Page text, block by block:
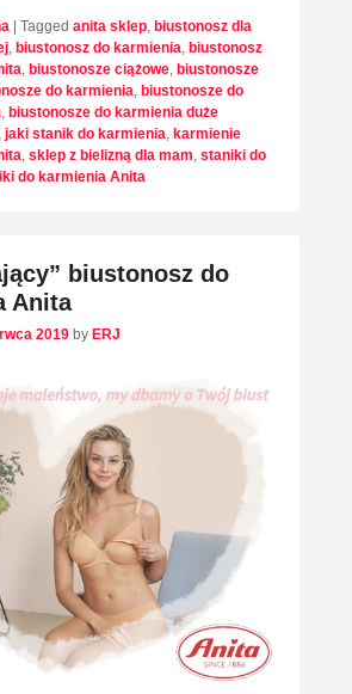
| Tagged anita sklep biustonosz dla
biustonosz do karmienia biustonosz
biustonosze ciążowe biustonosze
do karmienia biustonosze do
biustonosze do karmienia duże
jaki stanik do karmienia karmienie
sklep z bielizną dla mam staniki do
do karmienia Anita
biustonosz do
Anita
2019 by ERJ